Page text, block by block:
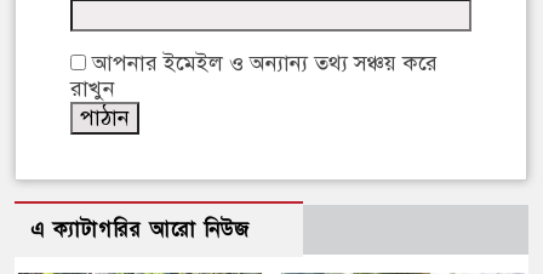
আপনার ইমেইল ও অন্যান্য তথ্য সঞ্চয় করে
রাখুন
এ ক্যাটাগরির আরো নিউজ